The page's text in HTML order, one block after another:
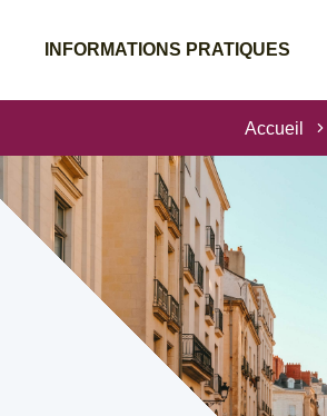
INFORMATIONS PRATIQUES
Accueil